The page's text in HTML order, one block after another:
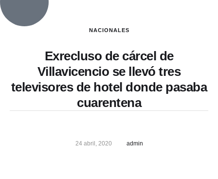
NACIONALES
Exrecluso de cárcel de
Villavicencio se llevó tres
televisores de hotel donde pasaba
cuarentena
24 abril, 2020 admin